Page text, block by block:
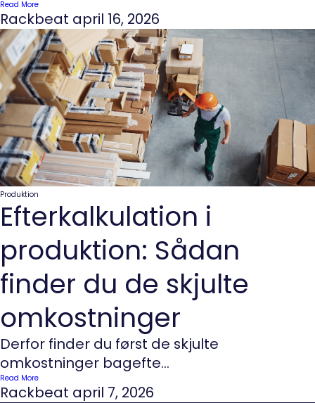
Read More
Rackbeat april 16, 2026
Produktion
Efterkalkulation i
produktion: Sådan
finder du de skjulte
omkostninger
Derfor finder du først de skjulte
omkostninger bagefte...
Read More
Rackbeat april 7, 2026